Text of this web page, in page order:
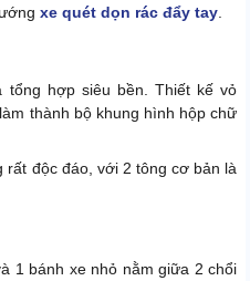
xe quét dọn rác đẩy tay
hợp siêu bền. Thiết kế vỏ
thành bộ khung hình hộp chữ
rất độc đáo, với 2 tông cơ bản là
1 bánh xe nhỏ nằm giữa 2 chổi